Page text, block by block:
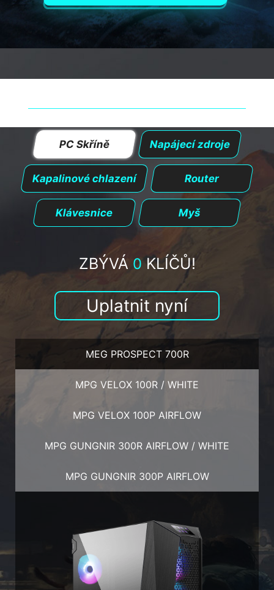
PC Skříně Napájecí zdroje
Kapalinové chlazení Router
Klávesnice Myš
ZBÝVÁ 0KLÍČŮ!
Uplatnit nyní
MEG PROSPECT 700R
MPG VELOX 100R / WHITE
MPG VELOX 100P AIRFLOW
MPG GUNGNIR 300R AIRFLOW / WHITE
MPG GUNGNIR 300P AIRFLOW